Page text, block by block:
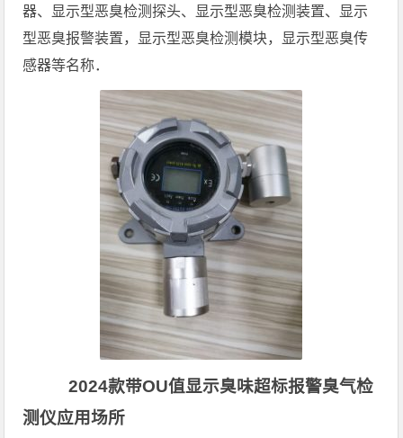
器、显示型恶臭检测探头、显示型恶臭检测装置、显示
型恶臭报警装置，显示型恶臭检测模块，显示型恶臭传
感器等名称．
2024款带OU值显示臭味超标报警臭气检
测仪应用场所